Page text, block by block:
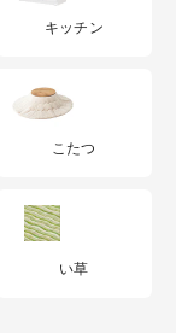
キッチン
こたつ
い草